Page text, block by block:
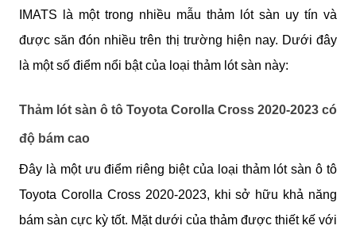
IMATS là một trong nhiều mẫu thảm lót sàn uy tín và
được săn đón nhiều trên thị trường hiện nay. Dưới đây
là một số điểm nổi bật của loại thảm lót sàn này:
Thảm lót sàn ô tô Toyota Corolla Cross 2020-2023 có
độ bám cao
Đây là một ưu điểm riêng biệt của loại thảm lót sàn ô tô
Toyota Corolla Cross 2020-2023, khi sở hữu khả năng
bám sàn cực kỳ tốt. Mặt dưới của thảm được thiết kế với